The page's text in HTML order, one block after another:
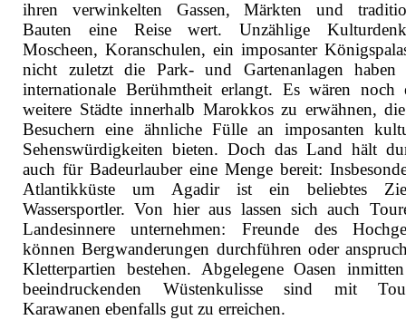
ihren verwinkelten Gassen, Märkten und
Bauten eine Reise wert. Unzählige
Moscheen, Koranschulen, ein imposanter
nicht zuletzt die Park- und Gartenanlagen haben
internationale Berühmtheit erlangt. Es wären noch
weitere Städte innerhalb Marokkos zu erwähnen,
Besuchern eine ähnliche Fülle an imposanten
Sehenswürdigkeiten bieten. Doch das Land hält
auch für Badeurlauber eine Menge bereit:
Atlantikküste um Agadir ist ein beliebtes
Wassersportler. Von hier aus lassen sich auch
Landesinnere unternehmen: Freunde des
können Bergwanderungen durchführen oder
Kletterpartien bestehen. Abgelegene Oasen
beeindruckenden Wüstenkulisse sind mit
Karawanen ebenfalls gut zu erreichen.